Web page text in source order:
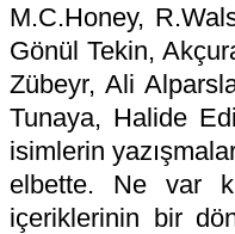
M.C.Honey,
Gönül Tekin,
Zübeyr, Ali
Tunaya, Halide
isimlerin
elbette. Ne var
içeriklerinin bir